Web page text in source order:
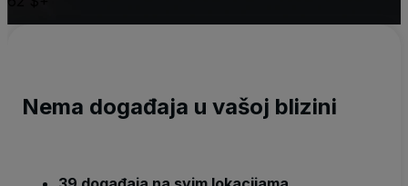
Nema događaja u vašoj blizini